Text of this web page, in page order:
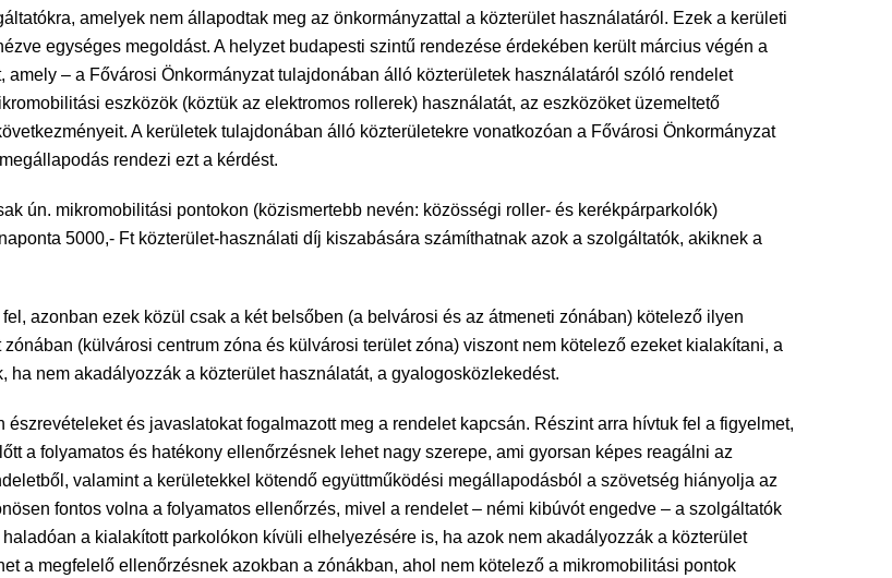
amelyek nem állapodtak meg az önkormányzattal a közterület használatáról. Ezek a kerületi
egységes megoldást. A helyzet budapesti szintű rendezése érdekében került március végén a
– a Fővárosi Önkormányzat tulajdonában álló közterületek használatáról szóló rendelet
eszközök (köztük az elektromos rollerek) használatát, az eszközöket üzemeltető
A kerületek tulajdonában álló közterületekre vonatkozóan a Fővárosi Önkormányzat
rendezi ezt a kérdést.
ún. mikromobilitási pontokon (közismertebb nevén: közösségi roller- és kerékpárparkolók)
5000,- Ft közterület-használati díj kiszabására számíthatnak azok a szolgáltatók, akiknek a
azonban ezek közül csak a két belsőben (a belvárosi és az átmeneti zónában) kötelező ilyen
(külvárosi centrum zóna és külvárosi terület zóna) viszont nem kötelező ezeket kialakítani, a
nem akadályozzák a közterület használatát, a gyalogosközlekedést.
és javaslatokat fogalmazott meg a rendelet kapcsán. Részint arra hívtuk fel a figyelmet,
a folyamatos és hatékony ellenőrzésnek lehet nagy szerepe, ami gyorsan képes reagálni az
valamint a kerületekkel kötendő együttműködési megállapodásból a szövetség hiányolja az
fontos volna a folyamatos ellenőrzés, mivel a rendelet – némi kibúvót engedve – a szolgáltatók
a kialakított parkolókon kívüli elhelyezésére is, ha azok nem akadályozzák a közterület
a megfelelő ellenőrzésnek azokban a zónákban, ahol nem kötelező a mikromobilitási pontok